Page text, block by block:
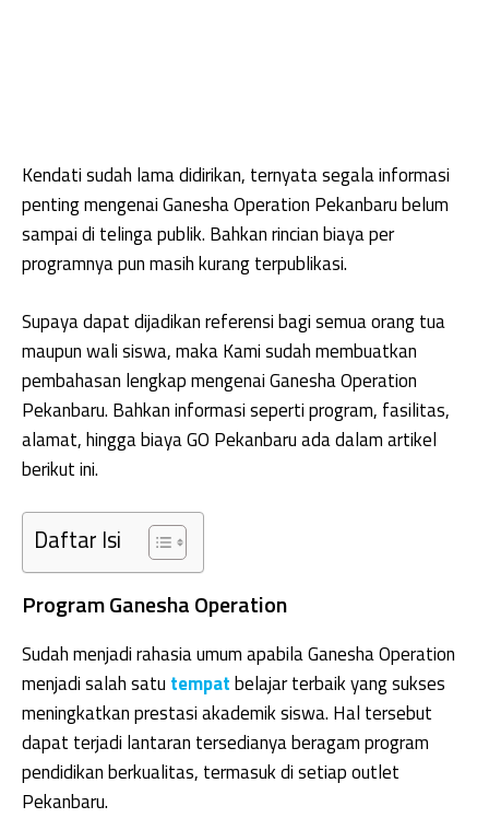
Kendati sudah lama didirikan, ternyata segala informasi
penting mengenai Ganesha Operation Pekanbaru belum
sampai di telinga publik. Bahkan rincian biaya per
programnya pun masih kurang terpublikasi.
Supaya dapat dijadikan referensi bagi semua orang tua
maupun wali siswa, maka Kami sudah membuatkan
pembahasan lengkap mengenai Ganesha Operation
Pekanbaru. Bahkan informasi seperti program, fasilitas,
alamat, hingga biaya GO Pekanbaru ada dalam artikel
berikut ini.
Daftar Isi
Program Ganesha Operation
Sudah menjadi rahasia umum apabila Ganesha Operation
menjadi salah satu tempatbelajar terbaik yang sukses
meningkatkan prestasi akademik siswa. Hal tersebut
dapat terjadi lantaran tersedianya beragam program
pendidikan berkualitas, termasuk di setiap outlet
Pekanbaru.